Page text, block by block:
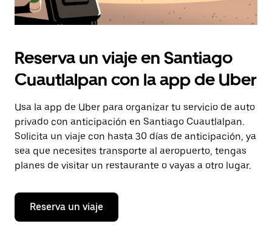
Reserva un viaje en Santiago
Cuautlalpan con la app de Uber
Usa la app de Uber para organizar tu servicio de auto
privado con anticipación en Santiago Cuautlalpan.
Solicita un viaje con hasta 30 días de anticipación, ya
sea que necesites transporte al aeropuerto, tengas
planes de visitar un restaurante o vayas a otro lugar.
Reserva un viaje